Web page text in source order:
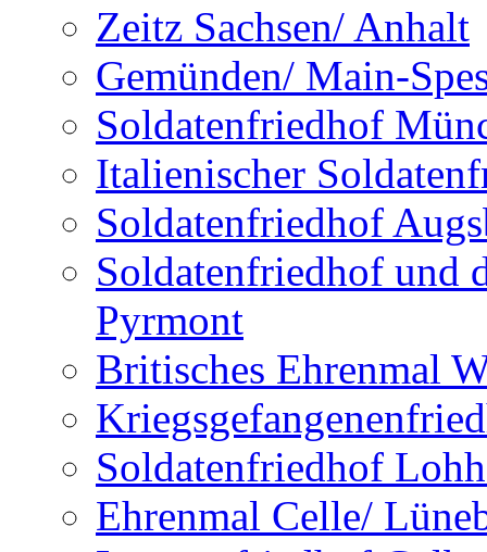
Zeitz Sachsen/ Anhalt
Gemünden/ Main-
Soldatenfriedhof
Italienischer
Soldatenfriedhof
Soldatenfriedhof und
Pyrmont
Britisches Ehrenmal
Soldatenfriedhof
Ehrenmal Celle/